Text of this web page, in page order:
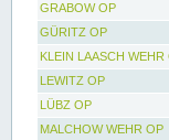
GRABOW OP
GÜRITZ OP
KLEIN LAASCH WEHR
LEWITZ OP
LÜBZ OP
MALCHOW WEHR OP